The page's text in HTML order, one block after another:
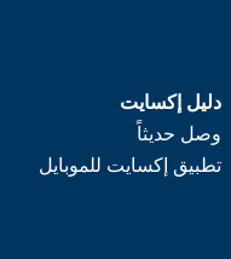
دليل إكسايت
وصل حديثاً
تطبيق إكسايت للموبايل